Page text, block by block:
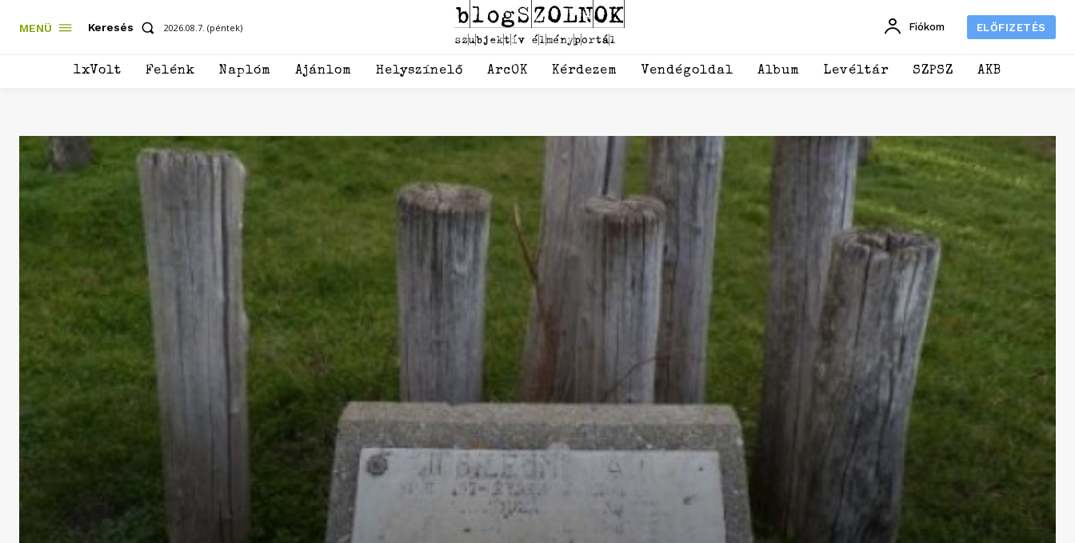
MENÜ Keresés 2026.08.7. (péntek) Fiókom ELŐFIZETÉS
1xVolt Felénk Naplóm Ajánlom Helyszínelő ArcOK Kérdezem Vendégoldal Album Levéltár SZPSZ AKB